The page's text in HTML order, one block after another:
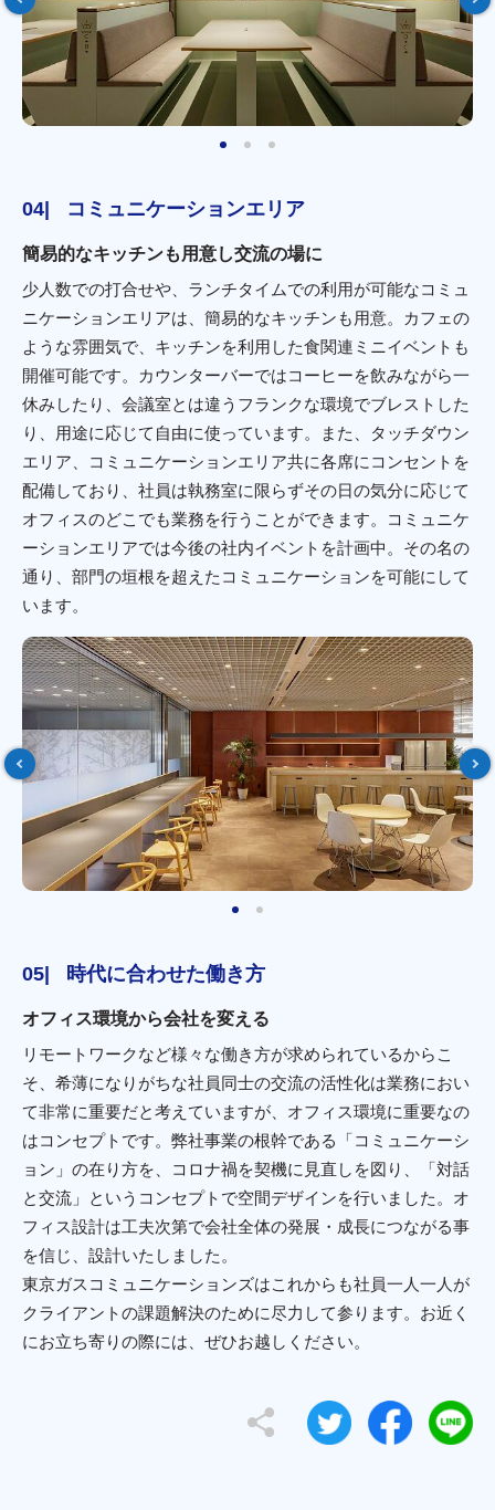
コミュニケーションエリア
簡易的なキッチンも用意し交流の場に
少人数での打合せや、ランチタイムでの利用が可能なコミュ
ニケーションエリアは、簡易的なキッチンも用意。カフェの
ような雰囲気で、キッチンを利用した食関連ミニイベントも
開催可能です。カウンターバーではコーヒーを飲みながら一
休みしたり、会議室とは違うフランクな環境でブレストした
り、用途に応じて自由に使っています。また、タッチダウン
エリア、コミュニケーションエリア共に各席にコンセントを
配備しており、社員は執務室に限らずその日の気分に応じて
オフィスのどこでも業務を行うことができます。コミュニケ
ーションエリアでは今後の社内イベントを計画中。その名の
通り、部門の垣根を超えたコミュニケーションを可能にして
います。
時代に合わせた働き方
オフィス環境から会社を変える
リモートワークなど様々な働き方が求められているからこ
そ、希薄になりがちな社員同士の交流の活性化は業務におい
て非常に重要だと考えていますが、オフィス環境に重要なの
はコンセプトです。弊社事業の根幹である「コミュニケーシ
ョン」の在り方を、コロナ禍を契機に見直しを図り、「対話
と交流」というコンセプトで空間デザインを行いました。オ
フィス設計は工夫次第で会社全体の発展・成長につながる事
を信じ、設計いたしました。
東京ガスコミュニケーションズはこれからも社員一人一人が
クライアントの課題解決のために尽力して参ります。お近く
にお立ち寄りの際には、ぜひお越しください。